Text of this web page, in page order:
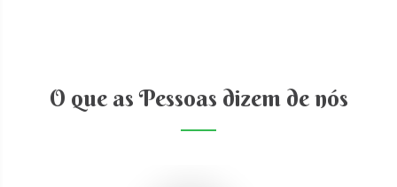
O que as Pessoas dizem de nós